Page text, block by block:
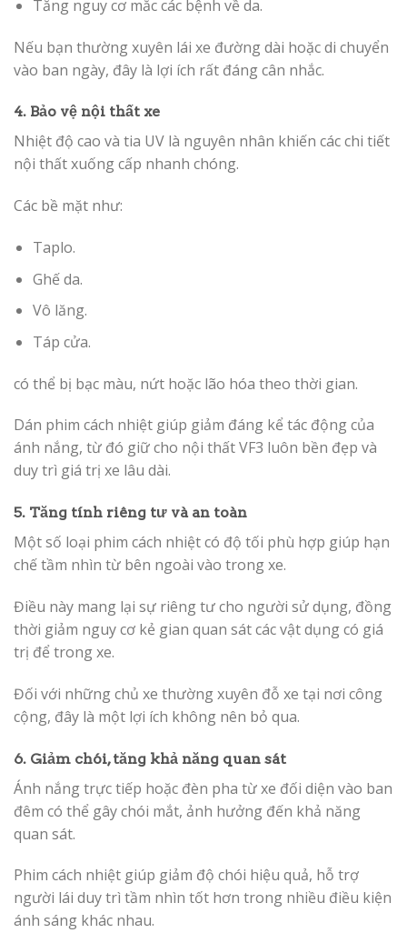
Tăng nguy cơ mắc các bệnh về da.
Nếu bạn thường xuyên lái xe đường dài hoặc di chuyển
vào ban ngày, đây là lợi ích rất đáng cân nhắc.
4. Bảo vệ nội thất xe
Nhiệt độ cao và tia UV là nguyên nhân khiến các chi tiết
nội thất xuống cấp nhanh chóng.
Các bề mặt như:
Taplo.
Ghế da.
Vô lăng.
Táp cửa.
có thể bị bạc màu, nứt hoặc lão hóa theo thời gian.
Dán phim cách nhiệt giúp giảm đáng kể tác động của
ánh nắng, từ đó giữ cho nội thất VF3 luôn bền đẹp và
duy trì giá trị xe lâu dài.
5. Tăng tính riêng tư và an toàn
Một số loại phim cách nhiệt có độ tối phù hợp giúp hạn
chế tầm nhìn từ bên ngoài vào trong xe.
Điều này mang lại sự riêng tư cho người sử dụng, đồng
thời giảm nguy cơ kẻ gian quan sát các vật dụng có giá
trị để trong xe.
Đối với những chủ xe thường xuyên đỗ xe tại nơi công
cộng, đây là một lợi ích không nên bỏ qua.
6. Giảm chói, tăng khả năng quan sát
Ánh nắng trực tiếp hoặc đèn pha từ xe đối diện vào ban
đêm có thể gây chói mắt, ảnh hưởng đến khả năng
quan sát.
Phim cách nhiệt giúp giảm độ chói hiệu quả, hỗ trợ
người lái duy trì tầm nhìn tốt hơn trong nhiều điều kiện
ánh sáng khác nhau.